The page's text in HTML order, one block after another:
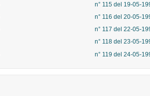
n° 115 del 19-05-
n° 116 del 20-05-
n° 117 del 22-05-
n° 118 del 23-05-
n° 119 del 24-05-